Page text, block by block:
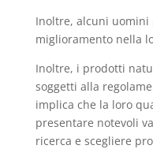
Inoltre, alcuni uomini
miglioramento nella
Inoltre, i prodotti
soggetti alla
implica che la loro
presentare notevoli
ricerca e scegliere